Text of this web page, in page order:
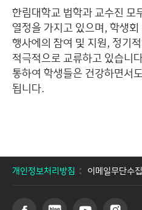
한림대학교 법학과 교수진 모
열정을 가지고 있으며, 학생
행사에의 참여 및 지원, 정기
적극적으로 교류하고 있습니
통하여 학생들은 건강하면서
됩니다.
개인정보처리방침 이메일무단수